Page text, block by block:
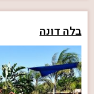
בלה דונה